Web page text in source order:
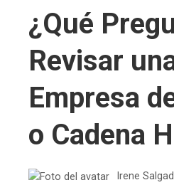
¿Qué
Revisar
Empresa
o Cadena
Irene